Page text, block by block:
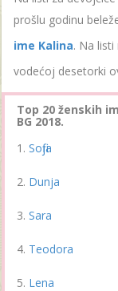
prošlu godinu
ime Kalina. Na
vodećoj desetorki
Top 20 ženskih
BG 2018.
Sofija
Dunja
Sara
Teodora
Lena